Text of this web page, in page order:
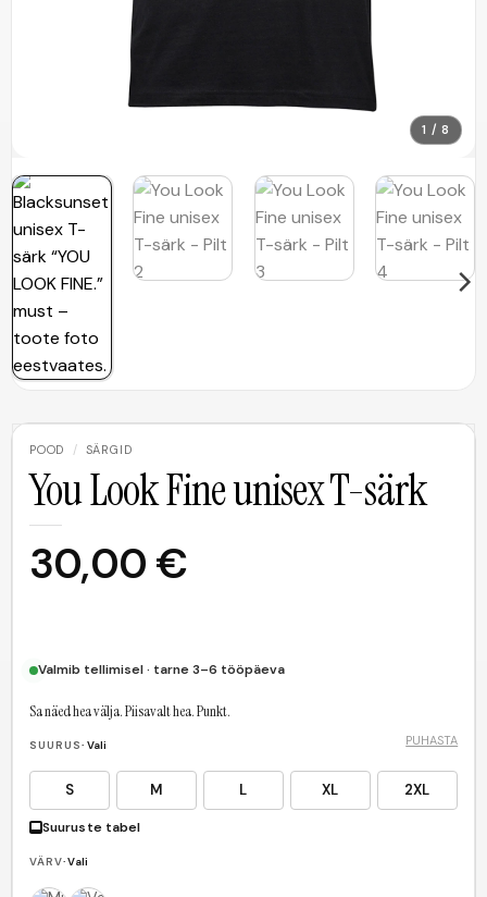
1 / 8
POOD / SÄRGID
You Look Fine unisex T-särk
30,00 €
Valmib tellimisel · tarne 3–6 tööpäeva
Sa näed hea välja. Piisavalt hea. Punkt.
SUURUS· Vali
S M L XL 2XL
PUHASTA
Suuruste tabel
VÄRV· Vali